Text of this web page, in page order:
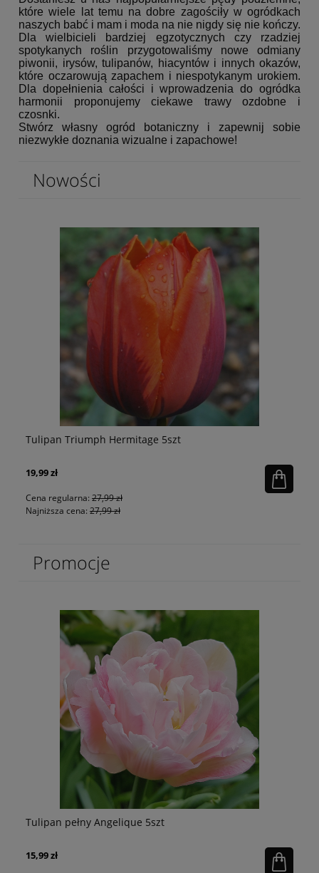
które wiele lat temu na dobre zagościły w ogródkach
naszych babć i mam i moda na nie nigdy się nie kończy.
Dla wielbicieli bardziej egzotycznych czy rzadziej
spotykanych roślin przygotowaliśmy nowe odmiany
piwonii, irysów, tulipanów, hiacyntów i innych okazów,
które oczarowują zapachem i niespotykanym urokiem.
Dla dopełnienia całości i wprowadzenia do ogródka
harmonii proponujemy ciekawe trawy ozdobne i
czosnki.
Stwórz własny ogród botaniczny i zapewnij sobie
niezwykłe doznania wizualne i zapachowe!
Nowości
Promocje
Tulipan pełny Angelique 5szt
15,99 zł